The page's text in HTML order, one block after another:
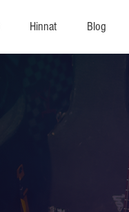
Hinnat Blog